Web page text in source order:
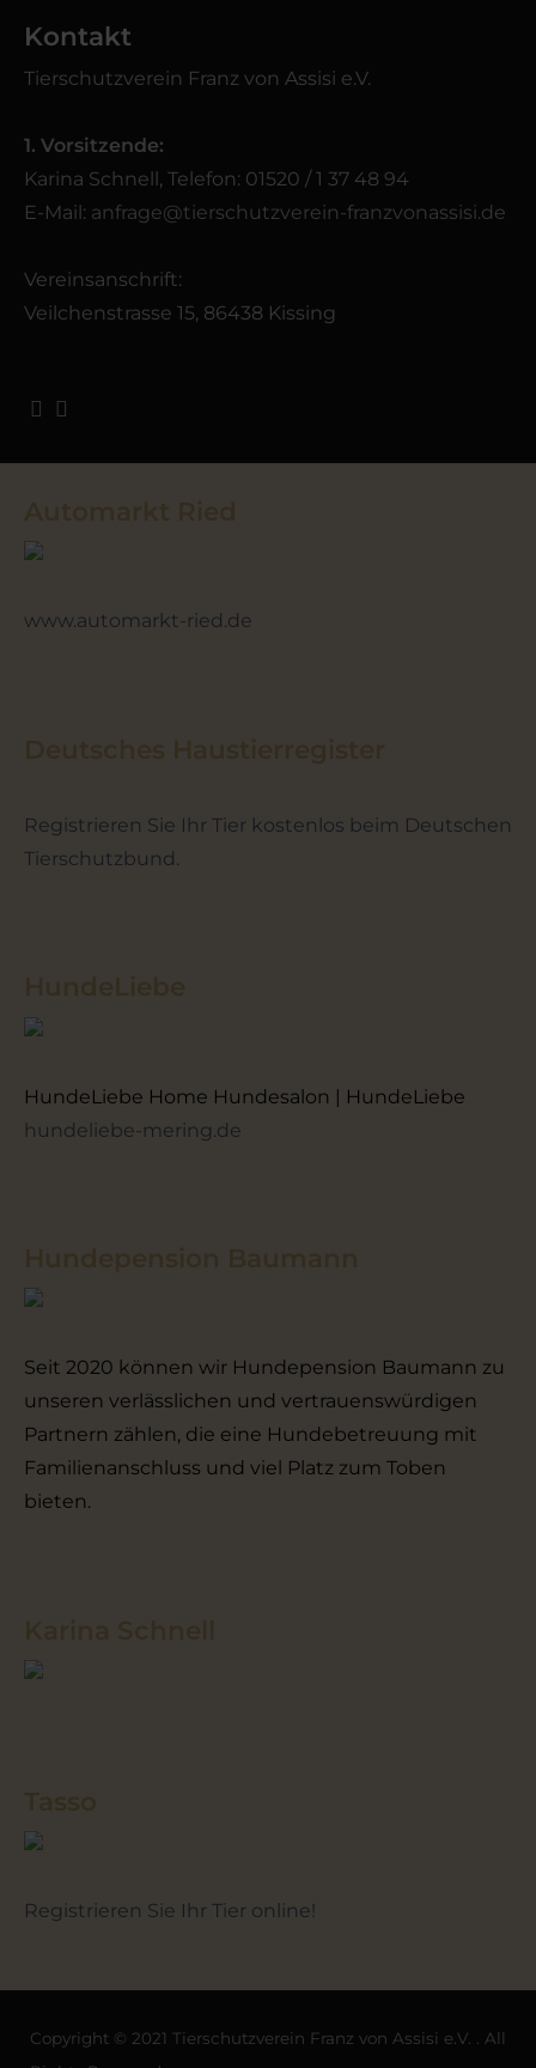
Kontakt
Tierschutzverein Franz von Assisi e.V.
1. Vorsitzende:
Karina Schnell, Telefon: 01520 / 1 37 48 94
E-Mail: anfrage@tierschutzverein-franzvonassisi.de
Vereinsanschrift:
Veilchenstrasse 15, 86438 Kissing
www.automarkt-ried.de
Registrieren Sie Ihr Tier kostenlos beim Deutschen
Tierschutzbund.
HundeLiebe Home Hundesalon | HundeLiebe
hundeliebe-mering.de
Seit 2020 können wir Hundepension Baumann zu
unseren verlässlichen und vertrauenswürdigen
Partnern zählen, die eine Hundebetreuung mit
Familienanschluss und viel Platz zum Toben
bieten.
Registrieren Sie Ihr Tier online!
Copyright © 2021 Tierschutzverein Franz von Assisi e.V. . All